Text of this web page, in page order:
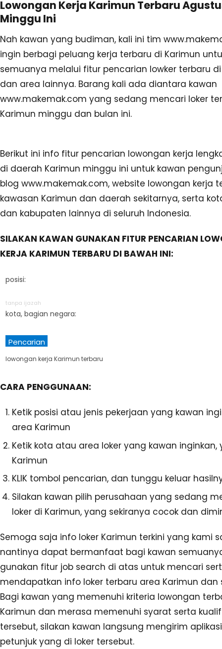
Lowongan Kerja Karimun Terbaru
Minggu Ini
Nah kawan yang budiman, kali ini tim
ingin berbagi peluang kerja terbaru di Karimun
semuanya melalui fitur pencarian lowker terbaru
dan area lainnya. Barang kali ada diantara kawan
www.makemak.com yang sedang mencari loker
Karimun minggu dan bulan ini.
Berikut ini info fitur pencarian lowongan kerja
di daerah Karimun minggu ini untuk kawan
blog www.makemak.com, website lowongan kerja
kawasan Karimun dan daerah sekitarnya, serta
dan kabupaten lainnya di seluruh Indonesia.
SILAKAN KAWAN GUNAKAN FITUR PENCARIAN
KERJA KARIMUN TERBARU DI BAWAH INI:
posisi:
tanpa ijazah
kota, bagian negara:
Pencarian
lowongan kerja Karimun terbaru
CARA PENGGUNAAN:
Ketik posisi atau jenis pekerjaan yang kawan
area Karimun
Ketik kota atau area loker yang kawan inginkan,
Karimun
KLIK tombol pencarian, dan tunggu keluar
Silakan kawan pilih perusahaan yang sedang
loker di Karimun, yang sekiranya cocok dan
Semoga saja info loker Karimun terkini yang kami
nantinya dapat bermanfaat bagi kawan
gunakan fitur job search di atas untuk mencari
mendapatkan info loker terbaru area Karimun dan
Bagi kawan yang memenuhi kriteria lowongan
Karimun dan merasa memenuhi syarat serta
tersebut, silakan kawan langsung mengirim
petunjuk yang di loker tersebut.